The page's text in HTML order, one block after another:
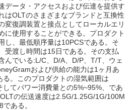
データ・アクセスおよび伝達を提供す
はOLTのさまざまなブランドと互換性
変復調装置と接点としてローカルエリ
に使用することができる。プロダクト
し、最低順序量は10PCSである。そ
受渡し時間は15日である。その支払
んでいる:L/C、D/A、D/P、T/T、ウェ
および供給の能力は1ヶ月あ
。このプロダクトの湿気範囲は
てパワー消費量との5%~95%、であ
の伝送速度は2.5G/1.25G/1G/100M
ある。